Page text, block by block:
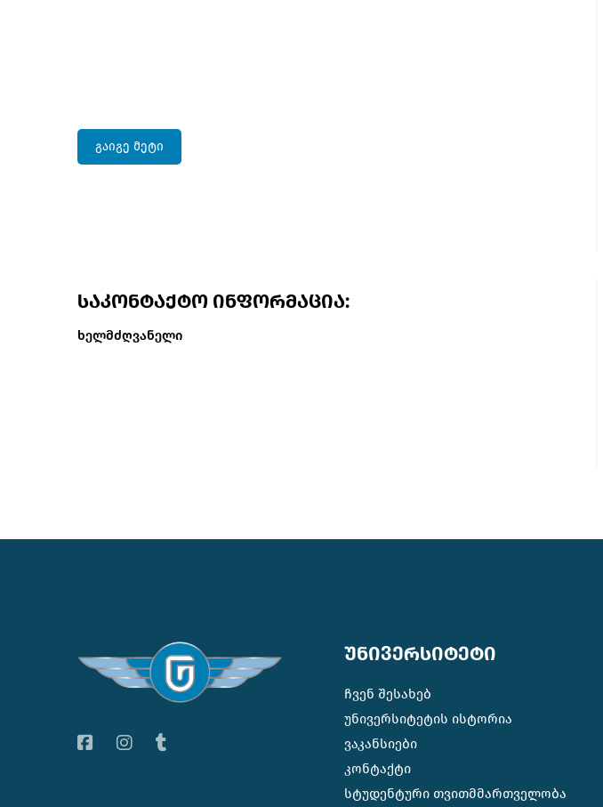
გაიგე მეტი
საკონტაქტო ინფორმაცია:
ხელმძღვანელი
უნივერსიტეტი
ჩვენ შესახებ
უნივერსიტეტის ისტორია
ვაკანსიები
კონტაქტი
სტუდენტური თვითმმართველობა